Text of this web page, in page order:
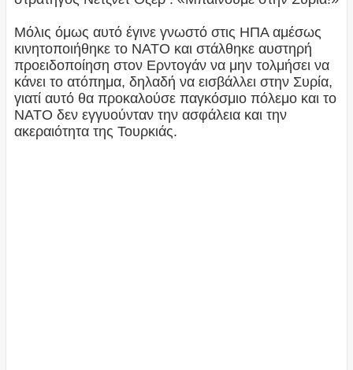
Μόλις όμως αυτό έγινε γνωστό στις ΗΠΑ αμέσως
κινητοποιήθηκε το ΝΑΤΟ και στάλθηκε αυστηρή
προειδοποίηση στον Ερντογάν να μην τολμήσει να
κάνει το ατόπημα, δηλαδή να εισβάλλει στην Συρία,
γιατί αυτό θα προκαλούσε παγκόσμιο πόλεμο και το
ΝΑΤΟ δεν εγγυούνταν την ασφάλεια και την
ακεραιότητα της Τουρκιάς.